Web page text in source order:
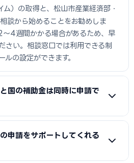
）の取得と、松山市産業経済部・
談から始めることをお勧めしま
〜4週間かかる場合があるため、早
さい。相談窓口では利用できる制
ルの設定ができます。
国の補助金は同時に申請で
禁止されていますが、経費の種類
を活用できる場合があります。例え
申請をサポートしてくれる